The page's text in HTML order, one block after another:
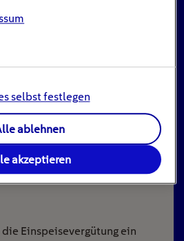
für Photovoltaik-
Einspeisevergütung ein
selbst festlegen
ablehnen
akzeptieren